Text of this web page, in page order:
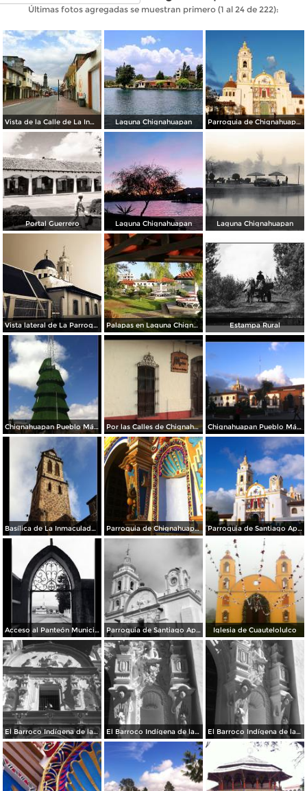
Últimas fotos agregadas se muestran primero (1 al 24 de 222):
Vista de la Calle de La Inmaculada en Semana Santa 2020. Laguna Chignahuapan Parroquia de Chignahuapan
Portal Guerrero Laguna Chignahuapan Laguna Chignahuapan
Vista lateral de La Parroquia Palapas en Laguna Chignahuapan Estampa Rural
Chignahuapan Pueblo Mágico Por las Calles de Chignahuapan Chignahuapan Pueblo Mágico
Basílica de La Inmaculada Concepción. Parroquia de Chignahuapan. Parroquia de Santiago Apóstol
Acceso al Panteón Municipal Parroquia de Santiago Apóstol. Zócalo de la ciudad. Iglesia de Cuautelolulco
El Barroco Indígena de la Parroquia El Barroco Indígena de la Parroquia de Chignahuapan. El Barroco Indígena de la Parrroquia de Chignahuapan.